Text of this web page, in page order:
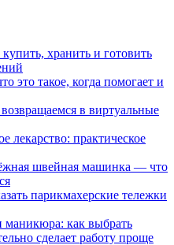
хранить и готовить
это такое, когда помогает и
в виртуальные
лекарство: практическое
швейная машинка — что
парикмахерские тележки
как выбрать
сделает работу проще